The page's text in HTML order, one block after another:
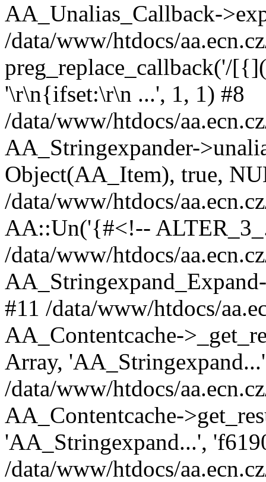
AA_Unalias_Callback-
/data/www/htdocs/
preg_replace_callback('/
'\r\n{ifset:\r\n ...', 1, 1) #8
/data/www/htdocs/
AA_Stringexpander-
Object(AA_Item), true,
/data/www/htdocs/
AA::Un('{#<!--
/data/www/htdocs/
#11 /data/www/htdocs/
AA_Contentcache-
Array,
/data/www/htdocs/
AA_Contentcache-
'AA_Stringexpand...',
/data/www/htdocs/